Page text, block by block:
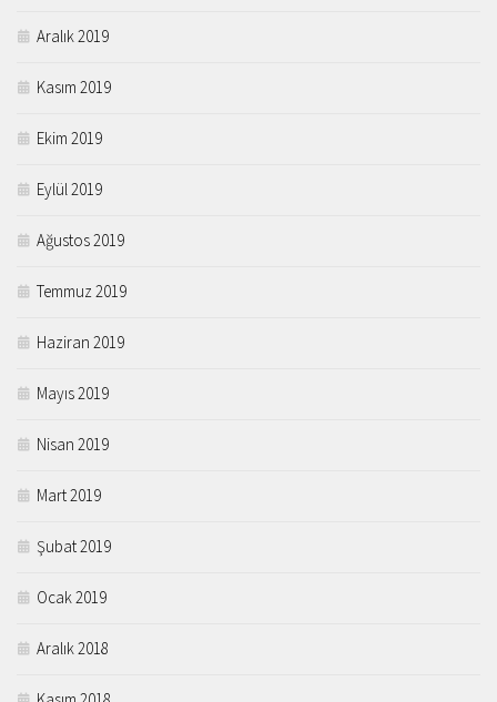
Aralık 2019
Kasım 2019
Ekim 2019
Eylül 2019
Ağustos 2019
Temmuz 2019
Haziran 2019
Mayıs 2019
Nisan 2019
Mart 2019
Şubat 2019
Ocak 2019
Aralık 2018